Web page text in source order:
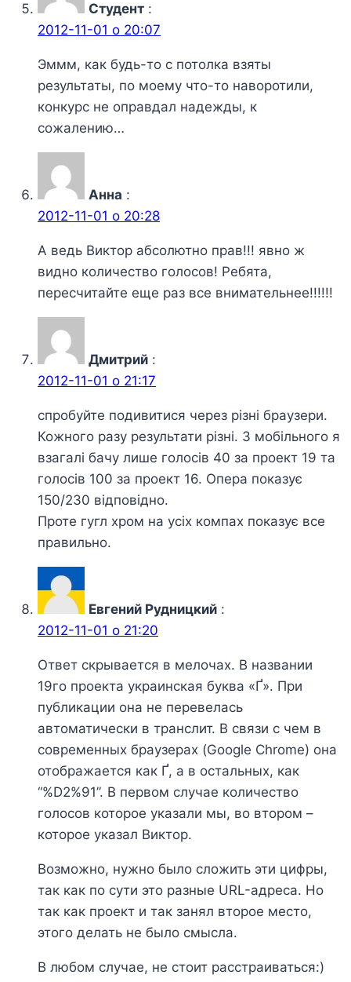
Студент :
2012-11-01 о 20:07
Эммм, как будь-то с потолка взяты
результаты, по моему что-то наворотили,
конкурс не оправдал надежды, к
сожалению…
Анна :
2012-11-01 о 20:28
А ведь Виктор абсолютно прав!!! явно ж
видно количество голосов! Ребята,
пересчитайте еще раз все внимательнее!!!!!!
Дмитрий :
2012-11-01 о 21:17
спробуйте подивитися через різні браузери.
Кожного разу результати різні. З мобільного я
взагалі бачу лише голосів 40 за проект 19 та
голосів 100 за проект 16. Опера показує
150/230 відповідно.
Проте гугл хром на усіх компах показує все
правильно.
Евгений Рудницкий :
2012-11-01 о 21:20
Ответ скрывается в мелочах. В названии
19го проекта украинская буква «Ґ». При
публикации она не перевелась
автоматически в транслит. В связи с чем в
современных браузерах (Google Chrome) она
отображается как Ґ, а в остальных, как
“%D2%91”. В первом случае количество
голосов которое указали мы, во втором –
которое указал Виктор.
Возможно, нужно было сложить эти цифры,
так как по сути это разные URL-адреса. Но
так как проект и так занял второе место,
этого делать не было смысла.
В любом случае, не стоит расстраиваться:)